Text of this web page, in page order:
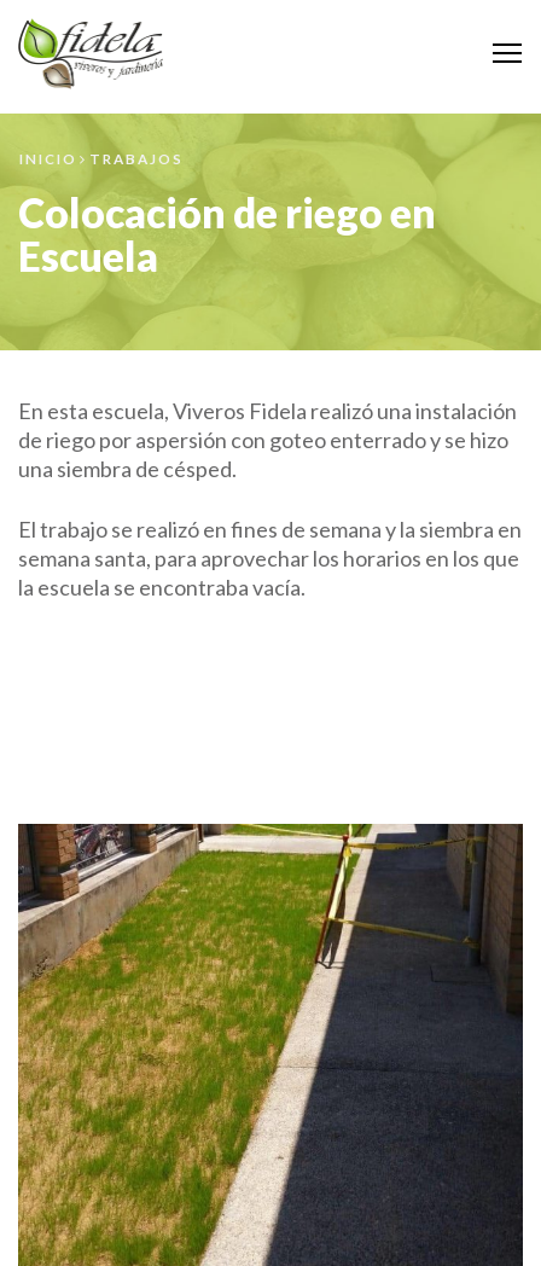
INICIO TRABAJOS
Colocación de riego en
Escuela
En esta escuela, Viveros Fidela realizó una instalación
de riego por aspersión con goteo enterrado y se hizo
una siembra de césped.
El trabajo se realizó en fines de semana y la siembra en
semana santa, para aprovechar los horarios en los que
la escuela se encontraba vacía.